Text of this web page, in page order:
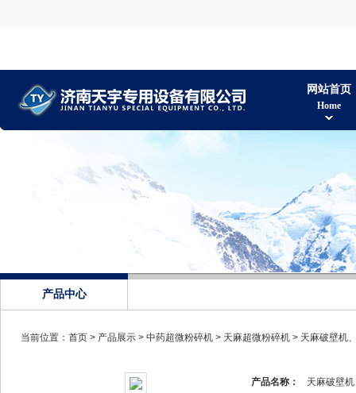
网站首页
Home
产品中心
当前位置： 首页 > 产品展示 > 中药超微粉碎机 > 天麻超微粉碎机 > 天麻破壁机
产品名称：
天麻破壁